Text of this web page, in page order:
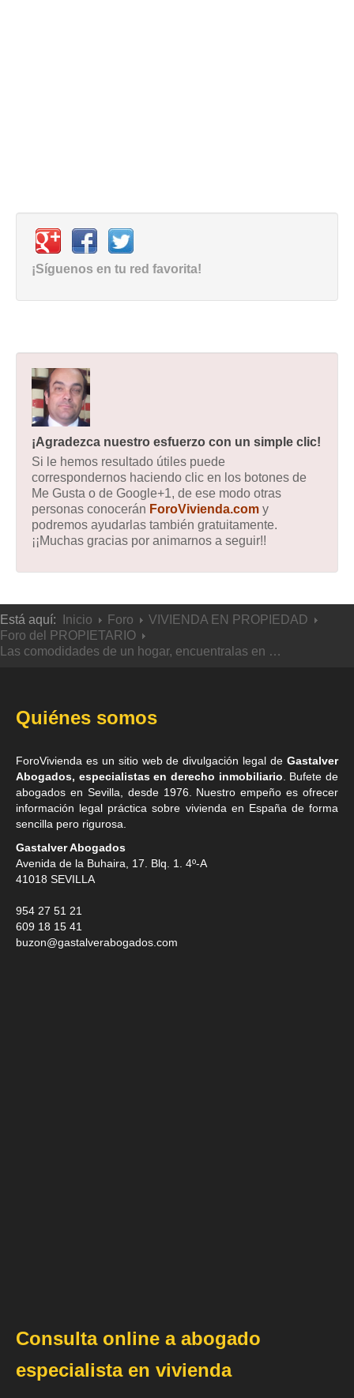
¡Síguenos en tu red favorita!
¡Agradezca nuestro esfuerzo con un simple clic!
Si le hemos resultado útiles puede
correspondernos haciendo clic en los botones de
Me Gusta o de Google+1, de ese modo otras
personas conocerán ForoVivienda.com y
podremos ayudarlas también gratuitamente.
¡¡Muchas gracias por animarnos a seguir!!
Está aquí: Inicio Foro
VIVIENDA EN PROPIEDAD
Foro del PROPIETARIO
Las comodidades de un hogar, encuentralas en …
Quiénes somos
ForoVivienda es un sitio web de divulgación legal de Gastalver
Abogados, especialistas en derecho inmobiliario . Bufete de
abogados en Sevilla , desde 1976. Nuestro empeño es ofrecer
información legal práctica sobre vivienda en España de forma
sencilla pero rigurosa.
Gastalver Abogados
Avenida de la Buhaira, 17. Blq. 1. 4º-A
41018 SEVILLA
954 27 51 21
609 18 15 41
buzon@gastalverabogados.com
Consulta online a abogado
especialista en vivienda